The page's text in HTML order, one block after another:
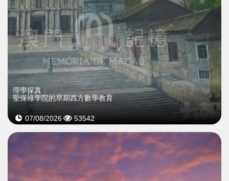
理學探真：
聖保祿學院的早期西方數學教育
07/08/2026 53542